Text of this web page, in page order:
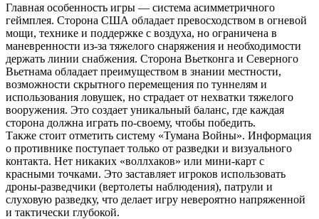
Главная особенность игры — система асимметричного
геймплея. Сторона США обладает превосходством в огневой
мощи, технике и поддержке с воздуха, но ограничена в
маневренности из-за тяжелого снаряжения и необходимости
держать линии снабжения. Сторона Вьетконга и Северного
Вьетнама обладает преимуществом в знании местности,
возможности скрытного перемещения по туннелям и
использования ловушек, но страдает от нехватки тяжелого
вооружения. Это создает уникальный баланс, где каждая
сторона должна играть по-своему, чтобы победить.
Также стоит отметить систему «Тумана Войны». Информация
о противнике поступает только от разведки и визуального
контакта. Нет никаких «воллхаков» или мини-карт с
красными точками. Это заставляет игроков использовать
дроны-разведчики (вертолеты наблюдения), патрули и
слуховую разведку, что делает игру невероятно напряженной
и тактически глубокой.